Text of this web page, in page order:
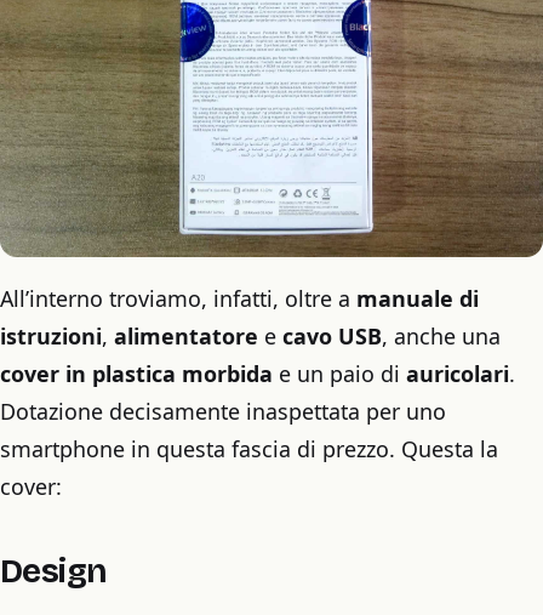
All’interno troviamo, infatti, oltre a manuale di
istruzioni, alimentatore e cavo USB, anche una
cover in plastica morbida e un paio di auricolari.
Dotazione decisamente inaspettata per uno
smartphone in questa fascia di prezzo. Questa la
cover:
Design